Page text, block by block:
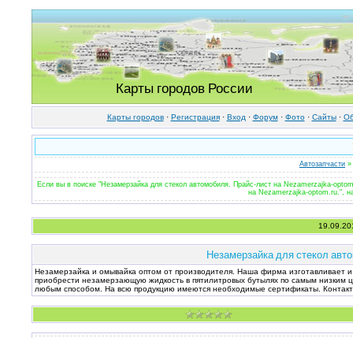
Карты городов России
Карты городов· Регистрация· Вход · Форум· Фото· Cайты·
Автозапчасти »
Если вы в поиске "Незамерзайка для стекол автомобиля. Прайс-лист на Nezamerzajka-
на Nezamerzajka-optom.ru.",
Незамерзайка для стекол
Незамерзайка и омывайка оптом от производителя. Наша фирма изготавливает
приобрести незамерзающую жидкость в пятилитровых бутылях по самым
любым способом. На всю продукцию имеются необходимые сертификаты.